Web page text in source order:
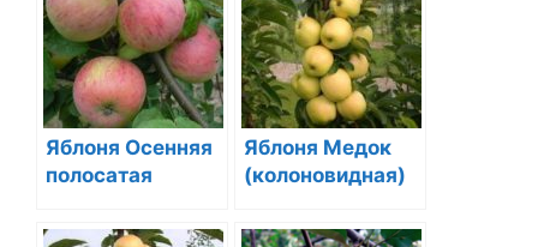
Яблоня Осенняя
полосатая
Штрейлинг)
Яблоня Медок
(колоновидная)